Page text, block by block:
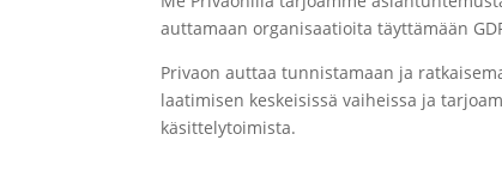
auttamaan organisaatioita täyttämään
Privaon auttaa tunnistamaan ja
laatimisen keskeisissä vaiheissa ja
käsittelytoimista.